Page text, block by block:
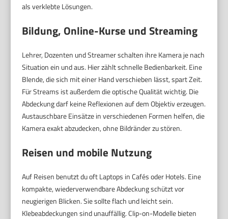
als verklebte Lösungen.
Bildung, Online-Kurse und Streaming
Lehrer, Dozenten und Streamer schalten ihre Kamera je nach
Situation ein und aus. Hier zählt schnelle Bedienbarkeit. Eine
Blende, die sich mit einer Hand verschieben lässt, spart Zeit.
Für Streams ist außerdem die optische Qualität wichtig. Die
Abdeckung darf keine Reflexionen auf dem Objektiv erzeugen.
Austauschbare Einsätze in verschiedenen Formen helfen, die
Kamera exakt abzudecken, ohne Bildränder zu stören.
Reisen und mobile Nutzung
Auf Reisen benutzt du oft Laptops in Cafés oder Hotels. Eine
kompakte, wiederverwendbare Abdeckung schützt vor
neugierigen Blicken. Sie sollte flach und leicht sein.
Klebeabdeckungen sind unauffällig. Clip-on-Modelle bieten